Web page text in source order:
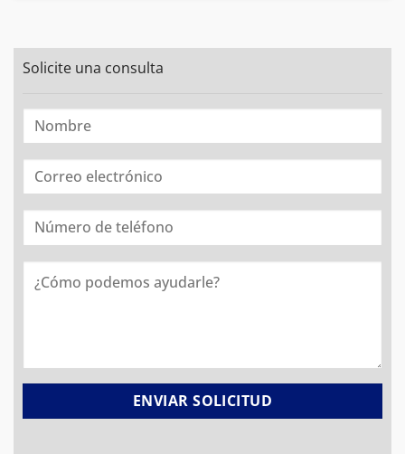
Solicite una consulta